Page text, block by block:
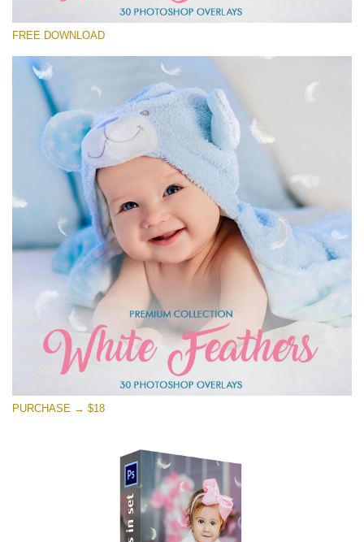
(30 Overlays)
Fairy Tale (344 Overlays)
Large 6000*4000px
Entire Collection
(1783 Overlays)
Large 6000*4000px
ดาวน์โหลดฟรี
FREE DOWNLOAD
PURCHASE → $18